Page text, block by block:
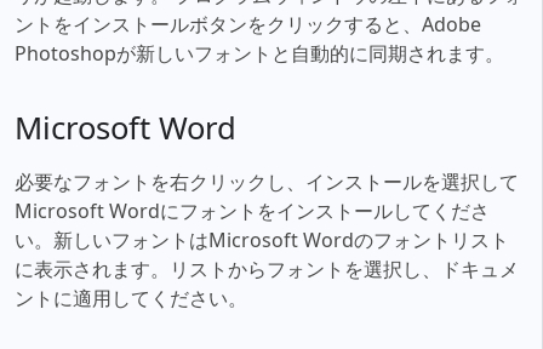
ントをインストールボタンをクリックすると、Adobe
Photoshopが新しいフォントと自動的に同期されます。
Microsoft Word
必要なフォントを右クリックし、インストールを選択して
Microsoft Wordにフォントをインストールしてくださ
い。新しいフォントはMicrosoft Wordのフォントリスト
に表示されます。リストからフォントを選択し、ドキュメ
ントに適用してください。